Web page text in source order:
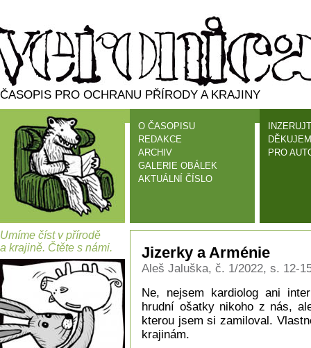
ČASOPIS PRO OCHRANU PŘÍRODY A KRAJINY
O ČASOPISU
REDAKCE
ARCHIV
GALERIE OBÁLEK
AKTUÁLNÍ ČÍSLO
PRO
Umíme číst v přírodě
a krajině. Čtěte s námi.
Jizerky a Arménie
Aleš Jaluška, č. 1/2022, s. 12-
Ne, nejsem kardiolog ani
hrudní ošatky nikoho z nás,
kterou jsem si zamiloval.
krajinám.